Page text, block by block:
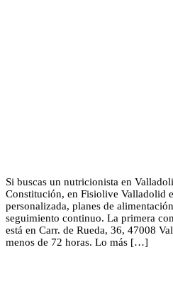
Si buscas un nutricionista en
Constitución, en Fisiolive Valladolid
personalizada, planes de
seguimiento continuo. La primera
está en Carr. de Rueda, 36, 47008
menos de 72 horas. Lo más […]